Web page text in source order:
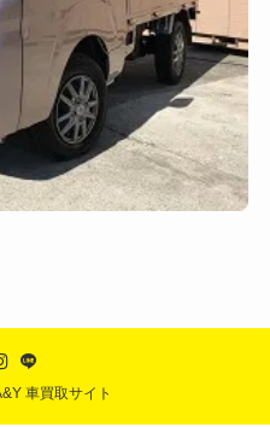
車買取サイト